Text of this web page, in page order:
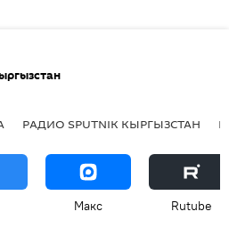
РАДИО SPUTNIK КЫРГЫЗСТАН
Макс Rutube